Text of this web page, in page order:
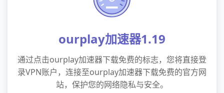
ourplay加速器1.19
通过点击ourplay加速器下载免费的标志，您将直接登
录VPN账户，连接至ourplay加速器下载免费的官方网
站，保护您的网络隐私与安全。